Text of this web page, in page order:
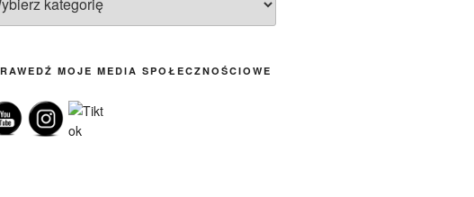
MOJE MEDIA SPOŁECZNOŚCIOWE